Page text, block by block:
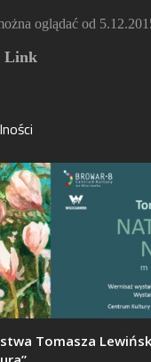
oglądać od
Link
Tomasza